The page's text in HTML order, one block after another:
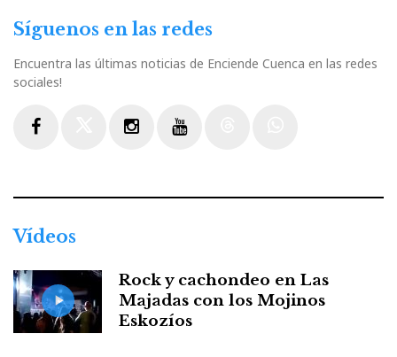
Síguenos en las redes
Encuentra las últimas noticias de Enciende Cuenca en las redes
sociales!
Vídeos
Rock y cachondeo en Las
Majadas con los Mojinos
Eskozíos